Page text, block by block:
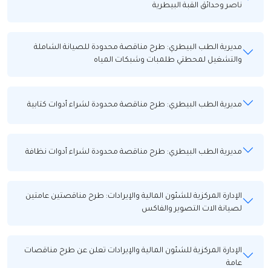
ناصر وحدائق القبة البيطرية
مديرية الطب البيطري: طرح مناقصة محدودة للصيانة الشاملة
والتشغيل لمحطتي طلمبات وشبكات المياه
مديرية الطب البيطري: طرح مناقصة محدودة لشراء أدوات كتابية
مديرية الطب البيطري: طرح مناقصة محدودة لشراء أدوات نظافة
الإدارة المركزية للشئون المالية والإيرادات: طرح مناقصتين عامتين
لصيانة الات التصوير والفاكس
الإدارة المركزية للشئون المالية والإيرادات تعلن عن طرح مناقصات
عامة